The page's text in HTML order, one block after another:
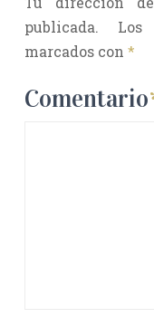
publicada.
Los
marcados con *
Comentario